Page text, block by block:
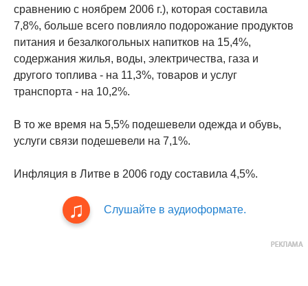
сравнению с ноябрем 2006 г.), которая составила
7,8%, больше всего повлияло подорожание продуктов
питания и безалкогольных напитков на 15,4%,
содержания жилья, воды, электричества, газа и
другого топлива - на 11,3%, товаров и услуг
транспорта - на 10,2%.
В то же время на 5,5% подешевели одежда и обувь,
услуги связи подешевели на 7,1%.
Инфляция в Литве в 2006 году составила 4,5%.
Слушайте в аудиоформате.